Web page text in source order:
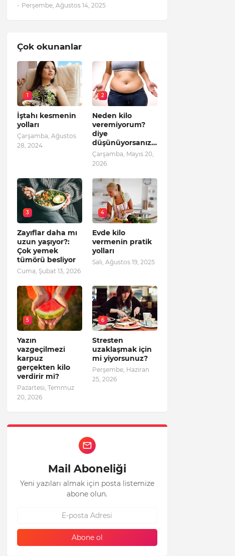
- Perşembe, Ağustos 14, 2025
Çok okunanlar
1
İştahı kesmenin
yolları
Çarşamba, Ağustos
28, 2024
2
Neden kilo
veremiyorum?
diye
düşünüyorsanız…
Çarşamba, Mayıs 20,
2026
3
Zayıflar daha mı
uzun yaşıyor?:
Çok yemek
tümörü besliyor
Cuma, Şubat 13, 2026
4
Evde kilo
vermenin pratik
yolları
Salı, Ağustos 19, 2025
5
Yazın
vazgeçilmezi
karpuz
gerçekten kilo
verdirir mi?
Pazartesi, Temmuz
20, 2026
6
Stresten
uzaklaşmak için
mi yiyorsunuz?
Perşembe, Haziran
25, 2026
Mail Aboneliği
Yeni yazıları almak için posta listemize
abone olun.